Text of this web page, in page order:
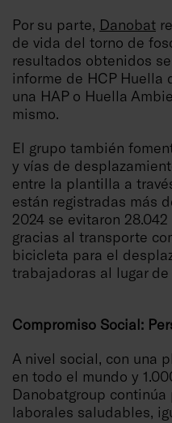
Por su parte, Danobat
de vida del torno de
resultados obtenidos
informe de HCP Huella
una HAP o Huella
mismo.
El grupo también
y vías de
entre la plantilla a
están registradas más
2024 se evitaron
gracias al transporte
bicicleta para el
trabajadoras al lugar
Compromiso Social:
A nivel social, con una
en todo el mundo y
Danobatgroup
laborales saludables,